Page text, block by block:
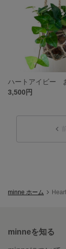
3,500円
minne ホーム
minneを知る